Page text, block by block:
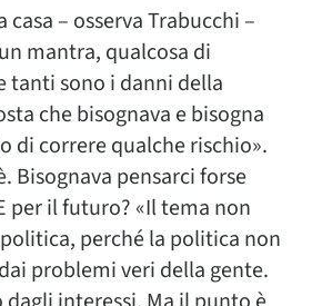
– osserva Trabucchi –
mantra, qualcosa di
tanti sono i danni della
che bisognava e bisogna
di correre qualche rischio».
Bisognava pensarci forse
per il futuro? «Il tema non
perché la politica non
problemi veri della gente.